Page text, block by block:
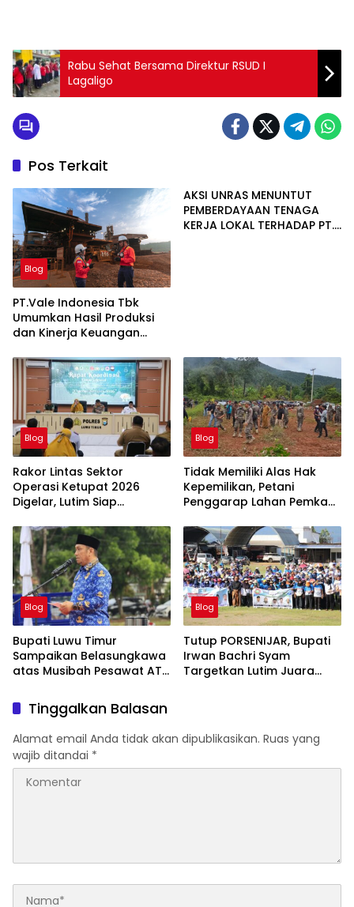
Rabu Sehat Bersama Direktur RSUD I
Lagaligo
Pos Terkait
Blog
PT.Vale Indonesia Tbk
Umumkan Hasil Produksi
dan Kinerja Keuangan
AKSI UNRAS MENUNTUT
PEMBERDAYAAN TENAGA
KERJA LOKAL TERHADAP PT.
Blog
Rakor Lintas Sektor
Operasi Ketupat 2026
Digelar, Lutim Siap
Lebaran
Blog
Tidak Memiliki Alas Hak
Kepemilikan, Petani
Penggarap Lahan Pemkab
Ganti Rugi Tanah
Blog
Bupati Luwu Timur
Sampaikan Belasungkawa
atas Musibah Pesawat ATR
Blog
Tutup PORSENIJAR, Bupati
Irwan Bachri Syam
Targetkan Lutim Juara
Tinggalkan Balasan
Alamat email Anda tidak akan dipublikasikan. Ruas yang
wajib ditandai *